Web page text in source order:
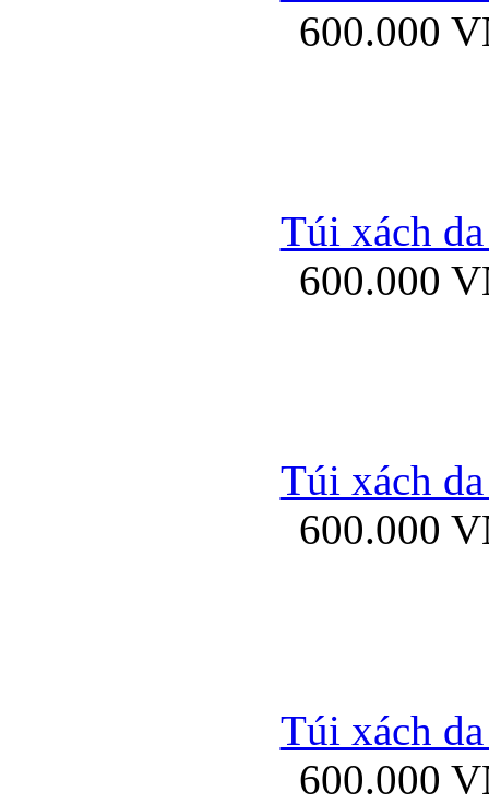
Ốp lưng
600.000
Túi xách
600.000
Túi xách
600.000
Túi xách
600.000